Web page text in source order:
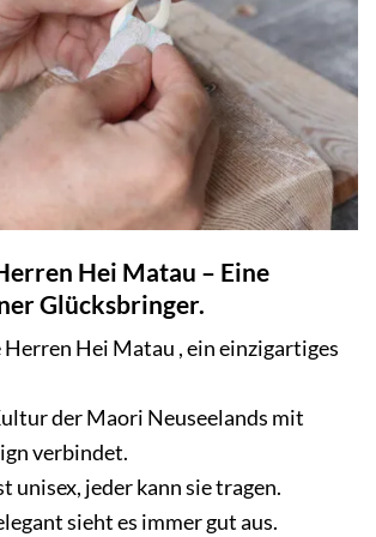
Hei Matau – Eine
Glücksbringer.
Hei Matau , ein einzigartiges
der Maori Neuseelands mit
verbindet.
unisex, jeder kann sie tragen.
sieht es immer gut aus.